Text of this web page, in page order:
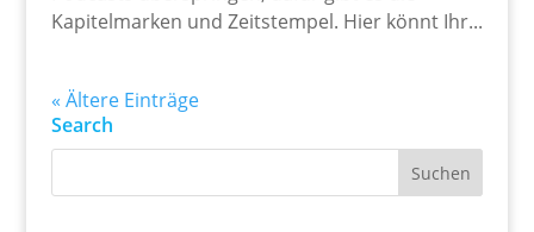
Kapitelmarken und Zeitstempel. Hier könnt Ihr...
« Ältere Einträge
Search